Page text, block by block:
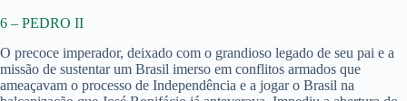
6 – PEDRO II
O precoce imperador, deixado com o grandioso legado de seu pai e a
missão de sustentar um Brasil imerso em conflitos armados que
ameaçavam o processo de Independência e a jogar o Brasil na